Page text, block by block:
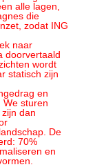
alle lagen,
die
zodat ING
naar
doorvertaald
wordt
statisch zijn
en
We sturen
dan
De
70%
en